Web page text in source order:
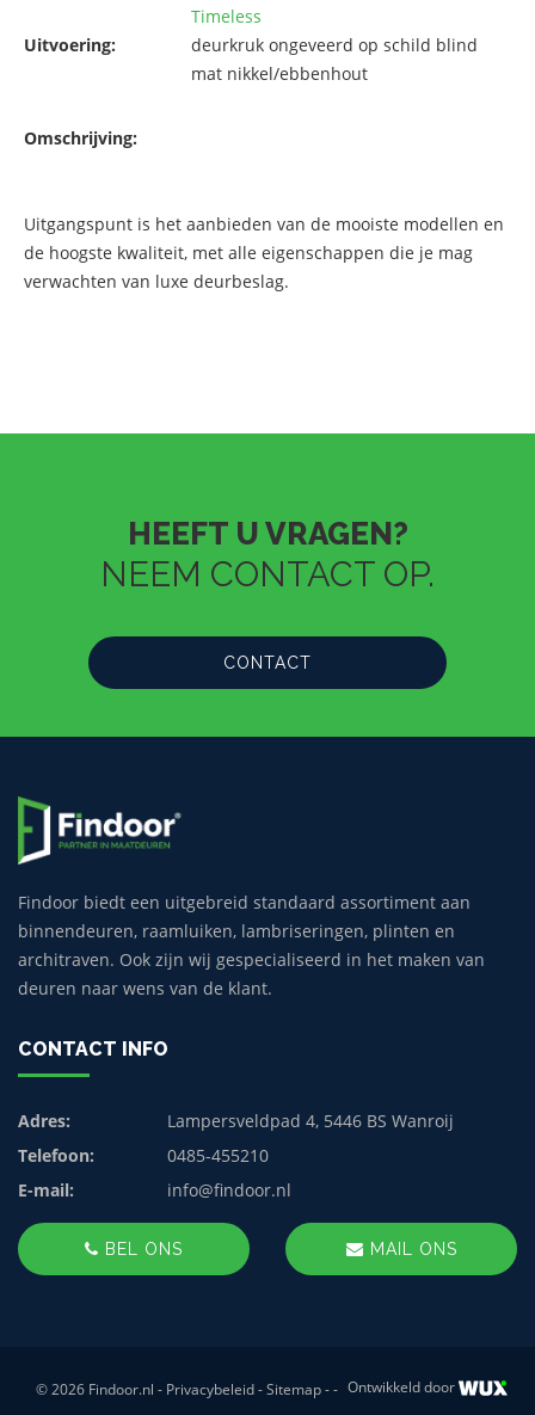
Timeless
Uitvoering:
deurkruk ongeveerd op schild blind
mat nikkel/ebbenhout
Omschrijving:
Uitgangspunt is het aanbieden van de mooiste modellen en
de hoogste kwaliteit, met alle eigenschappen die je mag
verwachten van luxe deurbeslag.
HEEFT U VRAGEN?
NEEM CONTACT OP.
CONTACT
Findoor biedt een uitgebreid standaard assortiment aan
binnendeuren, raamluiken, lambriseringen, plinten en
architraven. Ook zijn wij gespecialiseerd in het maken van
deuren naar wens van de klant.
CONTACT INFO
Adres:
Lampersveldpad 4, 5446 BS Wanroij
Telefoon:
0485-455210
E-mail:
info@findoor.nl
BEL ONS MAIL ONS
© 2026 Findoor.nl - Privacybeleid-Sitemap-- Ontwikkeld door